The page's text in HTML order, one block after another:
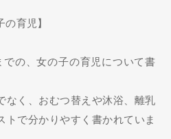
の育児】
の、女の子の育児について書
なく、おむつ替えや沐浴、離乳
トで分かりやすく書かれていま